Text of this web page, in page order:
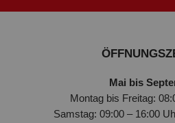
Mai bis
Montag bis Freitag:
Samstag: 09:00 – 16:00